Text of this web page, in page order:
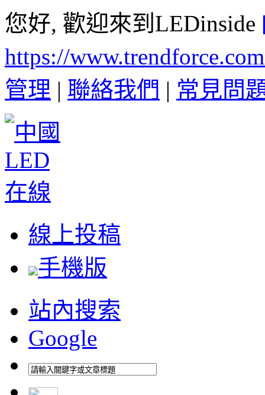
您好, 歡迎來到LEDinside
https://
管理 | 聯絡我們 | 常見問
線上投稿
手機版
站內搜索
Google